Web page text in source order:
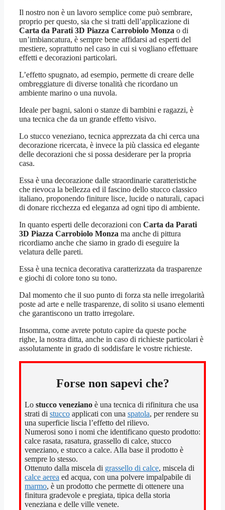
Il nostro non è un lavoro semplice come può sembrare,
proprio per questo, sia che si tratti dell’applicazione di
Carta da Parati 3D Piazza Carrobiolo Monza o di
un’imbiancatura, è sempre bene affidarsi ad esperti del
mestiere, soprattutto nel caso in cui si vogliano effettuare
effetti e decorazioni particolari.
L’effetto spugnato, ad esempio, permette di creare delle
ombreggiature di diverse tonalità che ricordano un
ambiente marino o una nuvola.
Ideale per bagni, saloni o stanze di bambini e ragazzi, è
una tecnica che da un grande effetto visivo.
Lo stucco veneziano, tecnica apprezzata da chi cerca una
decorazione ricercata, è invece la più classica ed elegante
delle decorazioni che si possa desiderare per la propria
casa.
Essa è una decorazione dalle straordinarie caratteristiche
che rievoca la bellezza ed il fascino dello stucco classico
italiano, proponendo finiture lisce, lucide o naturali, capaci
di donare ricchezza ed eleganza ad ogni tipo di ambiente.
In quanto esperti delle decorazioni con Carta da Parati
3D Piazza Carrobiolo Monza ma anche di pittura
ricordiamo anche che siamo in grado di eseguire la
velatura delle pareti.
Essa è una tecnica decorativa caratterizzata da trasparenze
e giochi di colore tono su tono.
Dal momento che il suo punto di forza sta nelle irregolarità
poste ad arte e nelle trasparenze, di solito si usano elementi
che garantiscono un tratto irregolare.
Insomma, come avrete potuto capire da queste poche
righe, la nostra ditta, anche in caso di richieste particolari è
assolutamente in grado di soddisfare le vostre richieste.
Forse non sapevi che?
Lo stucco veneziano è una tecnica di rifinitura che usa
strati di stucco applicati con una spatola, per rendere su
una superficie liscia l’effetto del rilievo.
Numerosi sono i nomi che identificano questo prodotto:
calce rasata, rasatura, grassello di calce, stucco
veneziano, e stucco a calce. Alla base il prodotto è
sempre lo stesso.
Ottenuto dalla miscela di grassello di calce, miscela di
calce aerea ed acqua, con una polvere impalpabile di
marmo, è un prodotto che permette di ottenere una
finitura gradevole e pregiata, tipica della storia
veneziana e delle ville venete.